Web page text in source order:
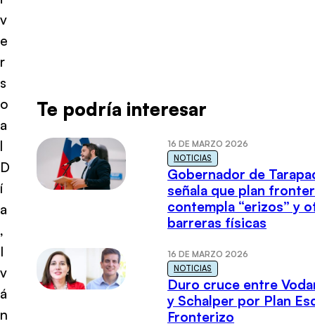
v
e
r
s
o
a
l
D
í
a
,
I
v
á
n
Te podría interesar
16 DE MARZO 2026
NOTICIAS
Gobernador de
señala que plan
contempla “erizos” y
barreras físicas
16 DE MARZO 2026
NOTICIAS
Duro cruce entre
y Schalper por Plan
Fronterizo